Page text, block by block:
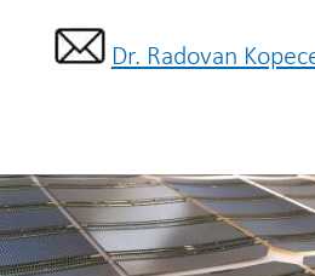
Dr. Radovan